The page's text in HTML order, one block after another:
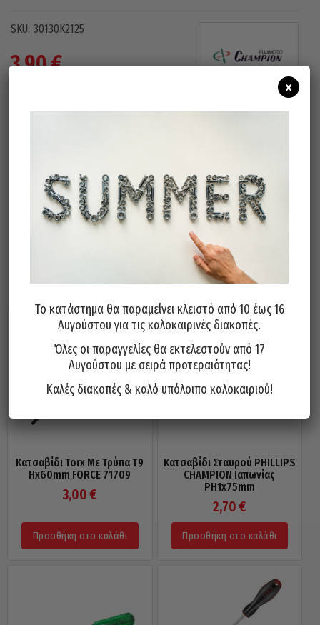
30130K2125
3,90€
Προσθήκη Στο Καλάθι
Κατσαβίδι Torx Με Τρύπα Τ9
Ηx60mm FORCE 71709
3,00€
Προσθήκη στο καλάθι
Κατσαβίδι Σταυρού PHILLIPS
CHAMPION Ιαπωνίας
PH1x75mm
2,70€
Προσθήκη στο καλάθι
Το κατάστημα θα παραμείνει κλειστό από 10 έως 16
Αυγούστου για τις καλοκαιρινές διακοπές.
Όλες οι παραγγελίες θα εκτελεστούν από 17
Αυγούστου με σειρά προτεραιότητας!
Καλές διακοπές & καλό υπόλοιπο καλοκαιριού!
×